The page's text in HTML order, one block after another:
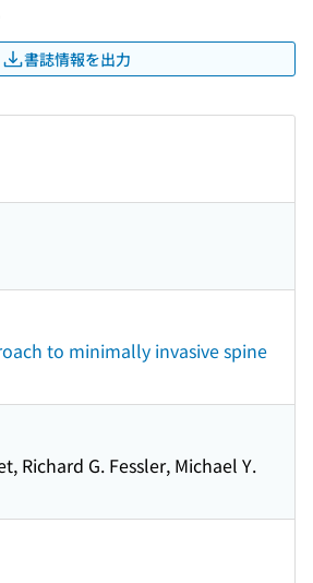
書誌情報を出力
to minimally invasive spine
Richard G. Fessler, Michael Y.